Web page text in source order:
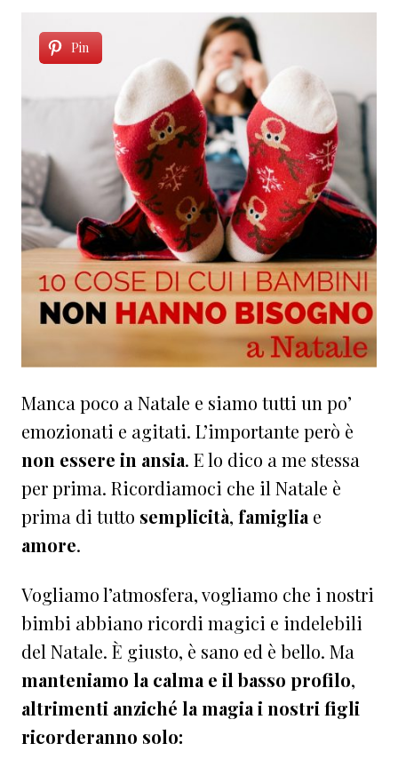
Pin
Manca poco a Natale e siamo tutti un po’
emozionati e agitati. L’importante però è
non essere in ansia. E lo dico a me stessa
per prima. Ricordiamoci che il Natale è
prima di tutto semplicità, famiglia e
amore.
Vogliamo l’atmosfera, vogliamo che i nostri
bimbi abbiano ricordi magici e indelebili
del Natale. È giusto, è sano ed è bello. Ma
manteniamo la calma e il basso profilo,
altrimenti anziché la magia i nostri figli
ricorderanno solo: